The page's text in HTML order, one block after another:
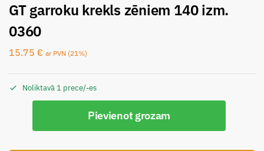
GT garroku krekls zēniem 140 izm.
0360
15.75 € ar PVN (21%)
Noliktavā 1 prece/-es
Pievienot grozam